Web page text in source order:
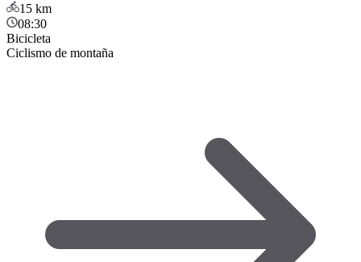
15 km
08:30
Bicicleta
Ciclismo de montaña